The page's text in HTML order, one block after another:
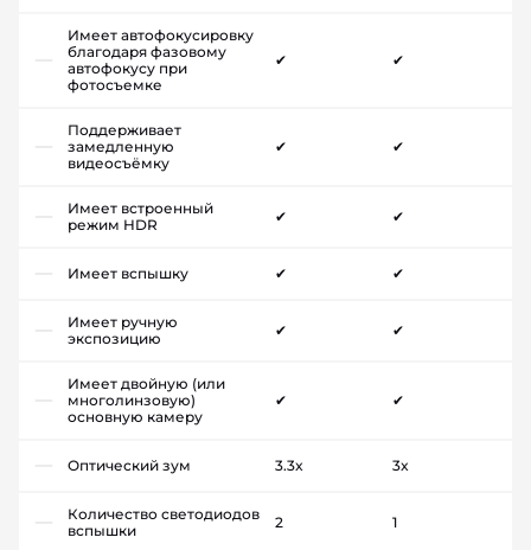
Имеет автофокусировку
благодаря фазовому
автофокусу при
фотосъемке
✔ ✔
Поддерживает
замедленную
видеосъёмку
✔ ✔
Имеет встроенный
режим HDR
✔ ✔
Имеет вспышку ✔ ✔
Имеет ручную
экспозицию
✔ ✔
Имеет двойную (или
многолинзовую)
основную камеру
✔ ✔
Оптический зум 3.3x 3x
Количество светодиодов
вспышки
2 1